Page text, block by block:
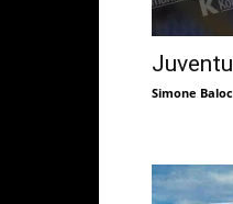
Simone